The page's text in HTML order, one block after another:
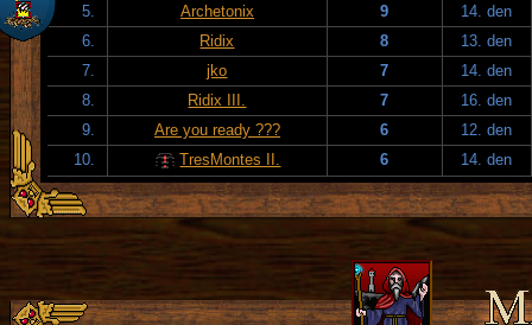
5.
Archetonix 9
14. den
6.
Ridix 8
13. den
7.
jko 7
14. den
8.
Ridix III. 7
16. den
9.
Are you ready ??? 6
12. den
10.
TresMontes II. 6 14. den